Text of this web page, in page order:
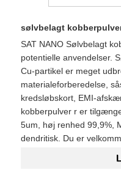
sølvbelagt
SAT NANO Sølvbelagt
potentielle anvendelser.
Cu-partikel er meget
materialeforberedelse,
kredsløbskort, EMI-
kobberpulver r er
5um, høj renhed 99,9%,
dendritisk. Du er